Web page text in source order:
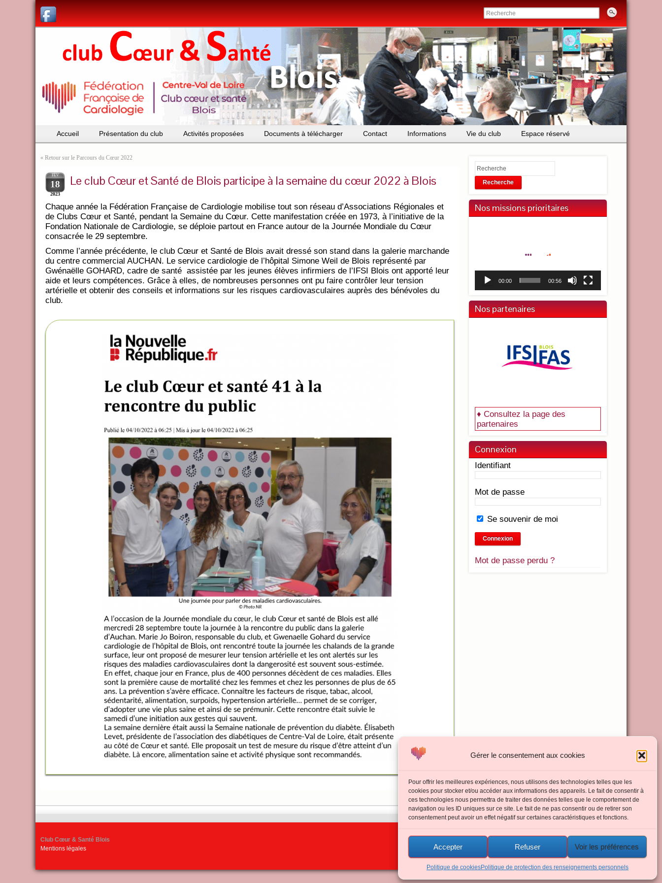
Gérer le consentement aux cookies
Pour offrir les meilleures expériences, nous utilisons des technologies telles que les
cookies pour stocker et/ou accéder aux informations des appareils. Le fait de consentir à
ces technologies nous permettra de traiter des données telles que le comportement de
navigation ou les ID uniques sur ce site. Le fait de ne pas consentir ou de retirer son
consentement peut avoir un effet négatif sur certaines caractéristiques et fonctions.
Accepter Refuser Voir les préférences
Politique de cookiesPolitique de protection des renseignements personnels
Accueil Présentation du club Activités proposées Documents à télécharger Contact Informations Vie du club Espace réservé
« Retour sur le Parcours du Cœur 2022
FÉV
18
2023
Le club Cœur et Santé de Blois participe à la semaine du cœur 2022 à Blois
Chaque année la Fédération Française de Cardiologie mobilise tout son réseau d’Associations Régionales et
de Clubs Cœur et Santé, pendant la Semaine du Cœur. Cette manifestation créée en 1973, à l’initiative de la
Fondation Nationale de Cardiologie, se déploie partout en France autour de la Journée Mondiale du Cœur
consacrée le 29 septembre.
Comme l’année précédente, le club Cœur et Santé de Blois avait dressé son stand dans la galerie marchande
du centre commercial AUCHAN. Le service cardiologie de l’hôpital Simone Weil de Blois représenté par
Gwénaëlle GOHARD, cadre de santé assistée par les jeunes élèves infirmiers de l’IFSI Blois ont apporté leur
aide et leurs compétences. Grâce à elles, de nombreuses personnes ont pu faire contrôler leur tension
artérielle et obtenir des conseils et informations sur les risques cardiovasculaires auprès des bénévoles du
club.
Recherche
Nos missions prioritaires
00:00 00:56
Nos partenaires
♦ Consultez la page des
partenaires
Connexion
Identifiant
Mot de passe
Se souvenir de moi
Mot de passe perdu ?
Club Cœur & Santé Blois
Mentions légales
Retour en Haut